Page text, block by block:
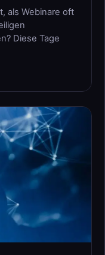
als Webinare oft
Diese Tage